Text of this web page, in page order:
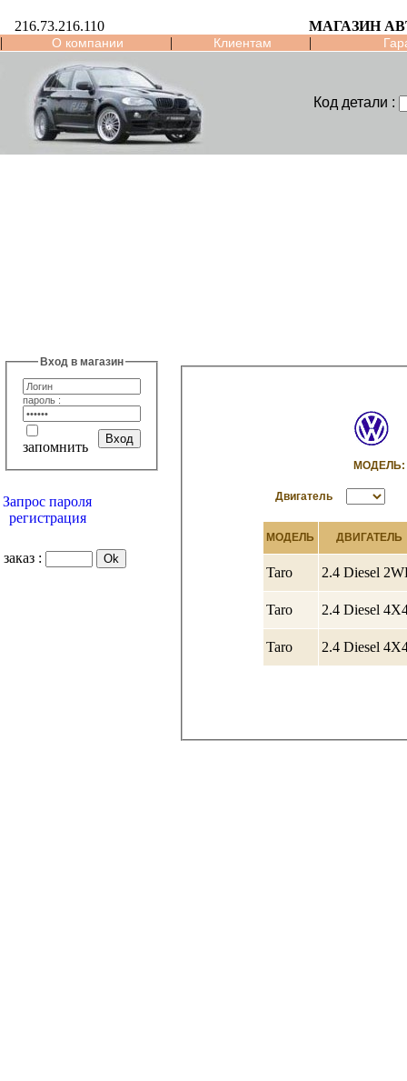
216.73.216.110
МАГАЗИН
|
О компании | Клиентам |
Код детали :
Вход в магазин
пароль :
запомнить
Запрос пароля
регистрация
заказ :
Двигатель
МОДЕЛЬ ДВИГАТЕЛЬ
Taro 2.4 Diesel
Taro 2.4 Diesel
Taro 2.4 Diesel